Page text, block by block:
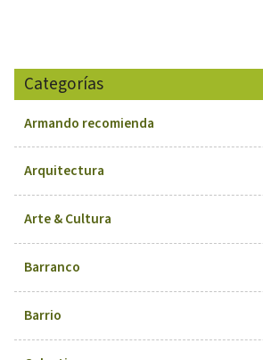
Categorías
Armando recomienda
Arquitectura
Arte & Cultura
Barranco
Barrio